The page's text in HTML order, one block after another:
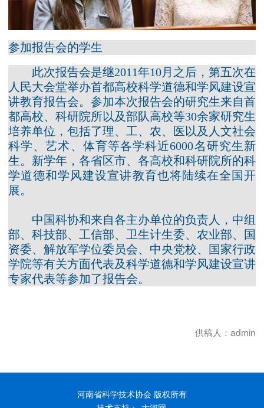
参加报告会的学生
此次报告会是继2011年10月之后，第五次在
人民大会堂举办首都高校科学道德和学风建设宣
讲教育报告会。参加本次报告会的研究生来自首
都高校、科研院所以及部队高校等30余家研究生
培养单位，包括了理、工、农、医以及人文社会
科学、艺术、体育等各学科近6000名研究生新
生。新学年，各省区市、各高校和科研院所的科
学道德和学风建设宣讲教育也将陆续在全国开
展。
中国科协和来自各主办单位的负责人，中组
部、科技部、工信部、卫生计生委、农业部、国
资委、解放军学位委员会、中央党校、国家行政
学院等有关方面代表及科学道德和学风建设宣讲
专家代表等参加了报告会。
供稿人：admin
河南省科学技术协会 版权所有